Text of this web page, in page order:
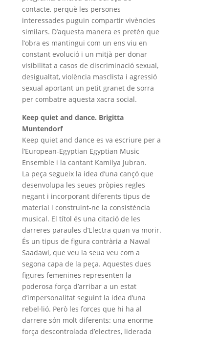
contacte, perquè les persones
interessades puguin compartir vivències
similars. D’aquesta manera es pretén que
l’obra es mantingui com un ens viu en
constant evolució i un mitjà per donar
visibilitat a casos de discriminació sexual,
desigualtat, violència masclista i agressió
sexual aportant un petit granet de sorra
per combatre aquesta xacra social.
Keep quiet and dance. Brigitta
Muntendorf
Keep quiet and dance es va escriure per a
l’European-Egyptian Egyptian Music
Ensemble i la cantant Kamilya Jubran.
La peça segueix la idea d’una cançó que
desenvolupa les seues pròpies regles
negant i incorporant diferents tipus de
material i construint-ne la consistència
musical. El títol és una citació de les
darreres paraules d’Electra quan va morir.
És un tipus de figura contrària a Nawal
Saadawi, que veu la seua veu com a
segona capa de la peça. Aquestes dues
figures femenines representen la
poderosa força d’arribar a un estat
d’impersonalitat seguint la idea d’una
rebel·lió. Però les forces que hi ha al
darrere són molt diferents: una enorme
força descontrolada d’electres, liderada